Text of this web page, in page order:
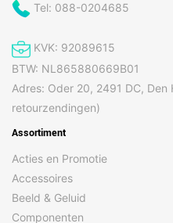
Tel: 088-0204685
KVK: 92089615
BTW: NL865880669B01
Adres: Oder 20, 2491 DC,
retourzendingen)
Assortiment
Acties en Promotie
Accessoires
Beeld & Geluid
Componenten